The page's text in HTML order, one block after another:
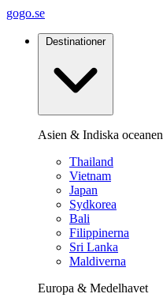
gogo.se
Destinationer
Asien & Indiska oceanen
Thailand
Vietnam
Japan
Sydkorea
Bali
Filippinerna
Sri Lanka
Maldiverna
Europa & Medelhavet